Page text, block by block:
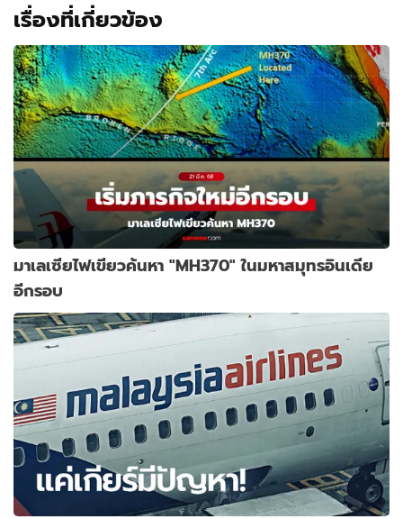
เรื่องที่เกี่ยวข้อง
มาเลเซียไฟเขียวค้นหา "MH370" ในมหาสมุทรอินเดีย
อีกรอบ